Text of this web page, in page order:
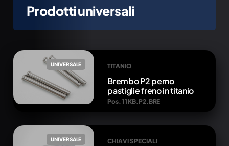
Prodotti universali
UNIVERSALE TITANIO
Brembo P2 perno
pastiglie freno in titanio
Pos. 11 KB.P2.BRE
UNIVERSALE CHIAVI SPECIALI